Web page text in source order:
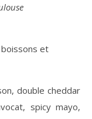
boissons et
double cheddar
spicy mayo,